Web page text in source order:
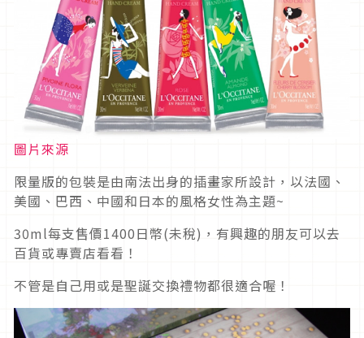
圖片來源
限量版的包裝是由南法出身的插畫家所設計，以法國、
美國、巴西、中國和日本的風格女性為主題~
30ml每支售價1400日幣(未稅)，有興趣的朋友可以去
百貨或專賣店看看！
不管是自己用或是聖誕交換禮物都很適合喔！